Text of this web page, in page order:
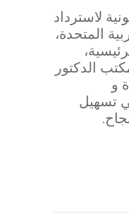
لاسترداد
المتحدة،
الدكتور
و
تسهيل